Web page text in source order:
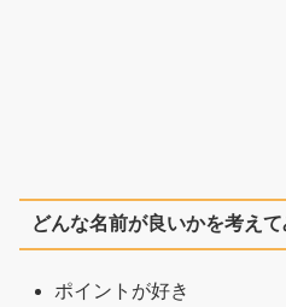
どんな名前が良いかを考えて
ポイントが好き